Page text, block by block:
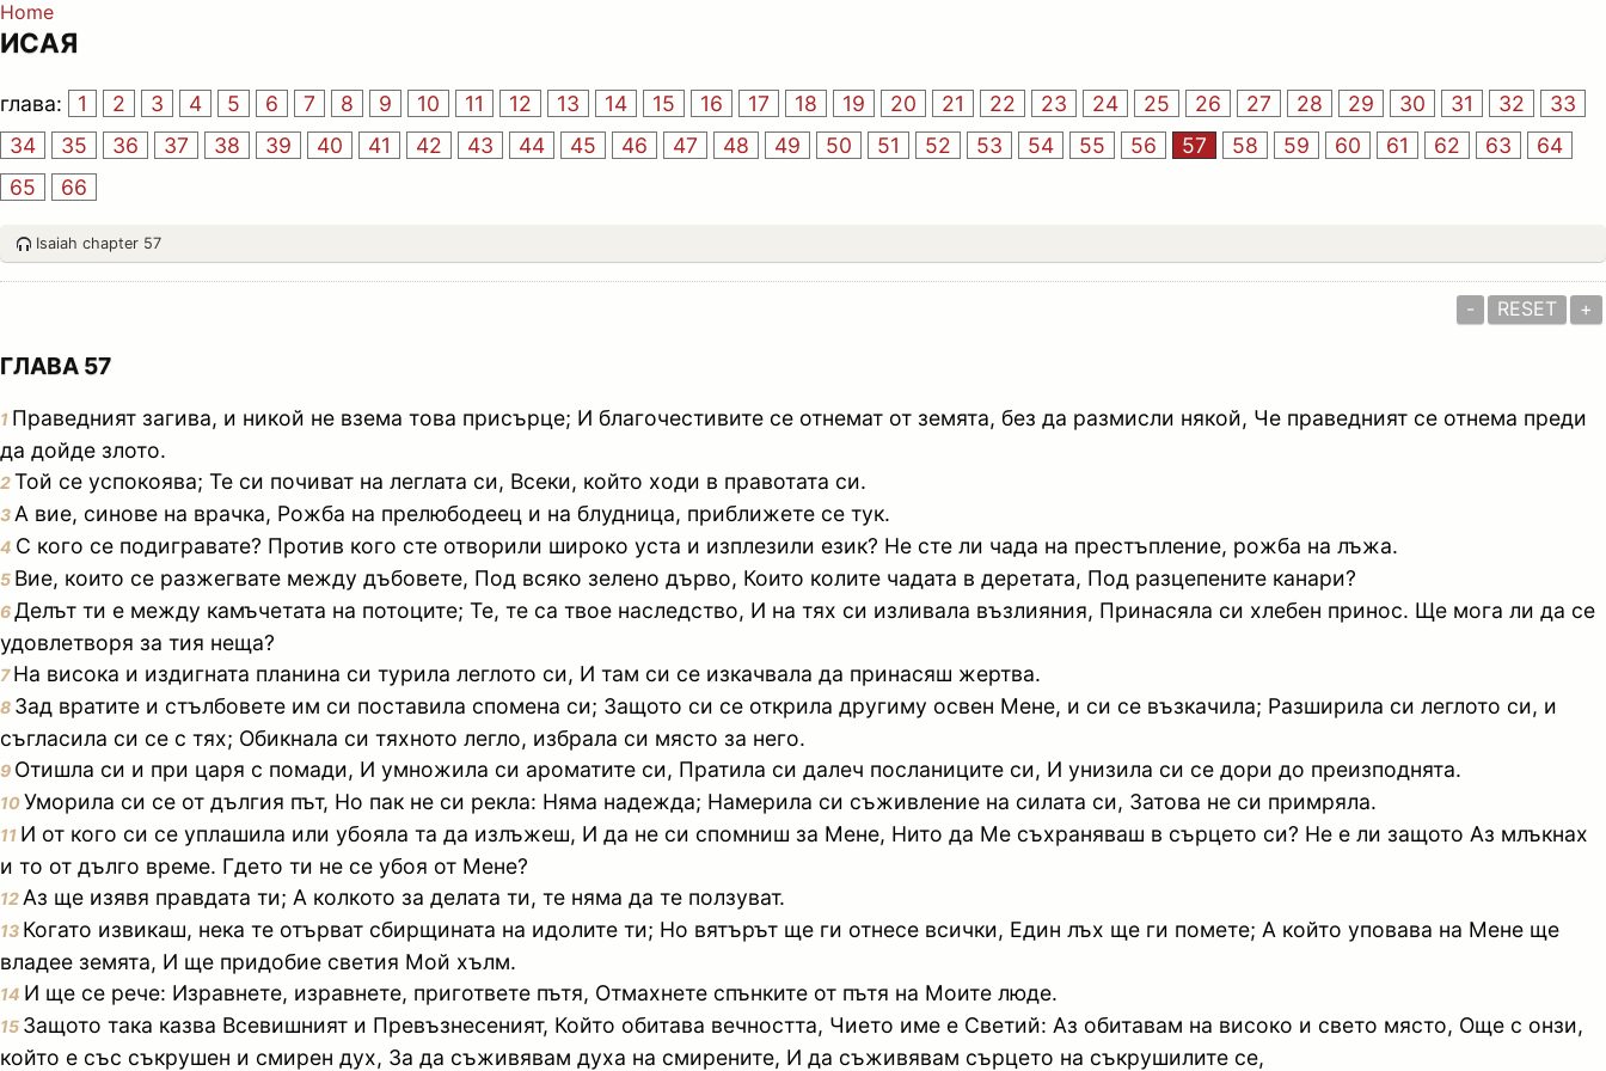
Home
ИСАЯ
глава: 1 2 3 4 5 6 7 8 9 10 11 12 13 14 15 16 17 18 19 20 21 22 23 24 25 26 27 28 29 30 31 32
33
34
35 36 37 38 39 40 41 42 43 44 45 46 47 48 49 50 51 52 53 54 55 56 57 58 59 60 61 62 63
64
65
66
Isaiah chapter 57
- RESET +
ГЛАВА 57
1 Праведният загива, и никой не взема това присърце; И благочестивите се отнемат от земята, без да размисли някой, Че праведният се отнема преди
да дойде злото.
2Той се успокоява; Те си почиват на леглата си, Всеки, който ходи в правотата си.
3 А вие, синове на врачка, Рожба на прелюбодеец и на блудница, приближете се тук.
4 С кого се подигравате? Против кого сте отворили широко уста и изплезили език? Не сте ли чада на престъпление, рожба на лъжа.
5 Вие, които се разжегвате между дъбовете, Под всяко зелено дърво, Които колите чадата в деретата, Под разцепените канари?
6Делът ти е между камъчетата на потоците; Те, те са твое наследство, И на тях си изливала възлияния, Принасяла си хлебен принос. Ще мога ли да се
удовлетворя за тия неща?
7На висока и издигната планина си турила леглото си, И там си се изкачвала да принасяш жертва.
8 Зад вратите и стълбовете им си поставила спомена си; Защото си се открила другиму освен Мене, и си се възкачила; Разширила си леглото си, и
съгласила си се с тях; Обикнала си тяхното легло, избрала си място за него.
9 Отишла си и при царя с помади, И умножила си ароматите си, Пратила си далеч посланиците си, И унизила си се дори до преизподнята.
10Уморила си се от дългия път, Но пак не си рекла: Няма надежда; Намерила си съживление на силата си, Затова не си примряла.
11 И от кого си се уплашила или убояла та да излъжеш, И да не си спомниш за Мене, Нито да Ме съхраняваш в сърцето си? Не е ли защото Аз млъкнах
и то от дълго време. Гдето ти не се убоя от Мене?
12 Аз ще изявя правдата ти; А колкото за делата ти, те няма да те ползуват.
13 Когато извикаш, нека те отърват сбирщината на идолите ти; Но вятърът ще ги отнесе всички, Един лъх ще ги помете; А който уповава на Мене ще
владее земята, И ще придобие светия Мой хълм.
14 И ще се рече: Изравнете, изравнете, пригответе пътя, Отмахнете спънките от пътя на Моите люде.
15 Защото така казва Всевишният и Превъзнесеният, Който обитава вечността, Чието име е Светий: Аз обитавам на високо и свето място, Още с онзи,
който е със съкрушен и смирен дух, За да съживявам духа на смирените, И да съживявам сърцето на съкрушилите се,